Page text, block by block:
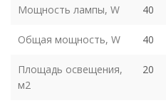
Мощность лампы, W 40
Общая мощность, W 40
Площадь освещения,
м2
20